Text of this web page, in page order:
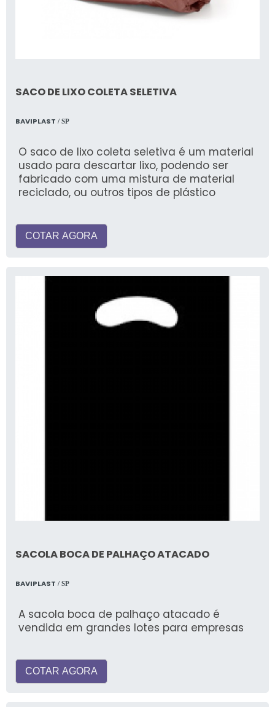
SACO DE LIXO COLETA SELETIVA
BAVIPLAST / SP
O saco de lixo coleta seletiva é um material
usado para descartar lixo, podendo ser
fabricado com uma mistura de material
reciclado, ou outros tipos de plástico
COTAR AGORA
SACOLA BOCA DE PALHAÇO ATACADO
BAVIPLAST / SP
A sacola boca de palhaço atacado é
vendida em grandes lotes para empresas
COTAR AGORA